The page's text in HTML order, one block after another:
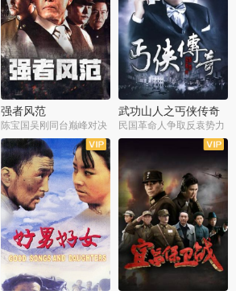
强者风范
陈宝国吴刚同台巅峰对决
武功山人之丐侠传奇
民国革命人争取反袁势力
全9集 全35集